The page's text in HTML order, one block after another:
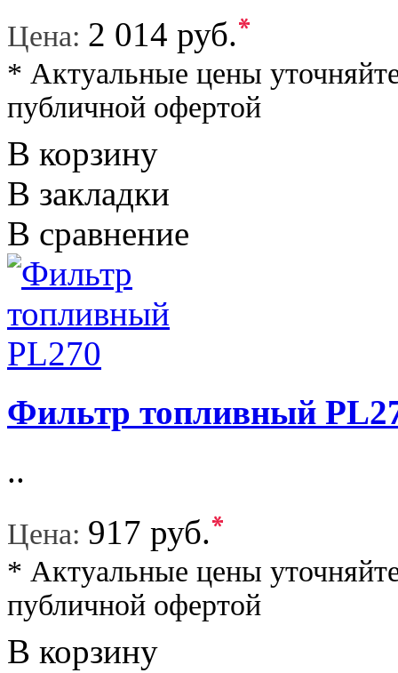
Цена: 2 014 руб.*
* Актуальные цены
публичной офертой
В корзину
В закладки
В сравнение
Фильтр топливный
..
Цена: 917 руб.*
* Актуальные цены
публичной офертой
В корзину